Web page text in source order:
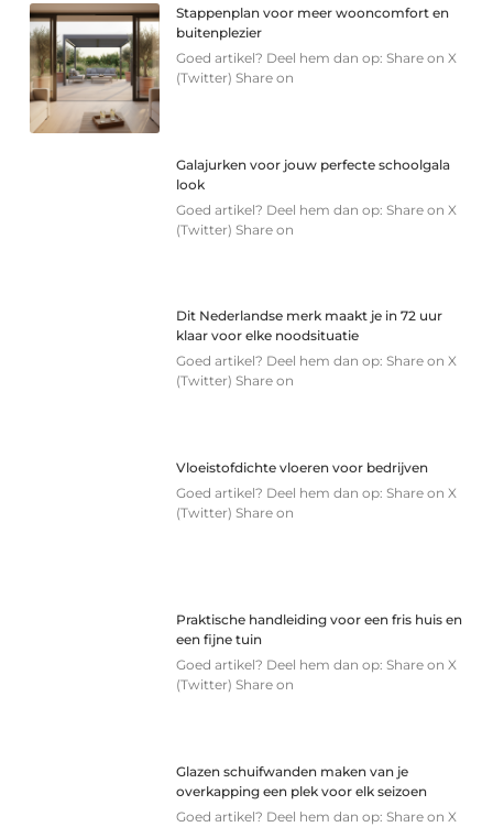
Stappenplan voor meer wooncomfort en
buitenplezier
Goed artikel? Deel hem dan op: Share on X
(Twitter) Share on
Galajurken voor jouw perfecte schoolgala
look
Goed artikel? Deel hem dan op: Share on X
(Twitter) Share on
Dit Nederlandse merk maakt je in 72 uur
klaar voor elke noodsituatie
Goed artikel? Deel hem dan op: Share on X
(Twitter) Share on
Vloeistofdichte vloeren voor bedrijven
Goed artikel? Deel hem dan op: Share on X
(Twitter) Share on
Praktische handleiding voor een fris huis en
een fijne tuin
Goed artikel? Deel hem dan op: Share on X
(Twitter) Share on
Glazen schuifwanden maken van je
overkapping een plek voor elk seizoen
Goed artikel? Deel hem dan op: Share on X